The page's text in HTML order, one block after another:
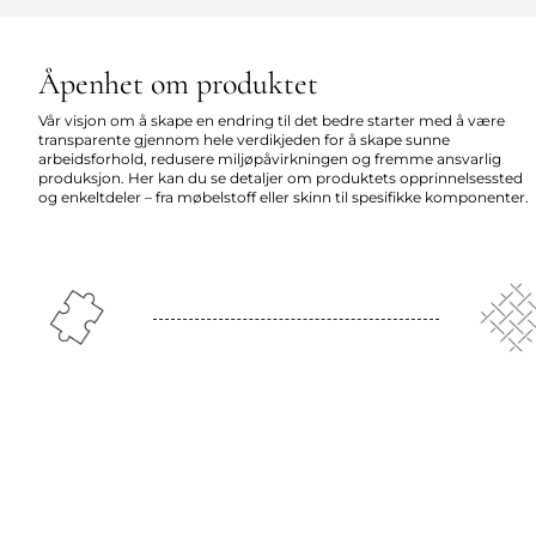
Åpenhet om produktet
Vår visjon om å skape en endring til det bedre starter med å være
transparente gjennom hele verdikjeden for å skape sunne
arbeidsforhold, redusere miljøpåvirkningen og fremme ansvarlig
produksjon. Her kan du se detaljer om produktets opprinnelsessted
og enkeltdeler – fra møbelstoff eller skinn til spesifikke komponenter.